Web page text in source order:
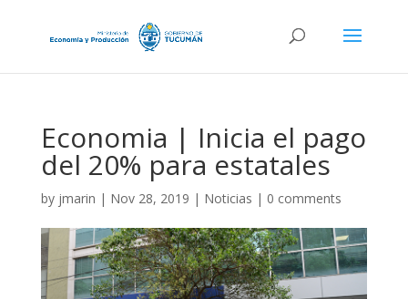
Economia | Inicia el pago
del 20% para estatales
by jmarin | Nov 28, 2019 | Noticias | 0 comments